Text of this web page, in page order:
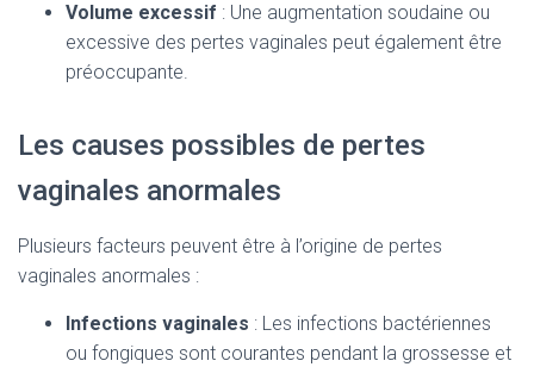
Volume excessif : Une augmentation soudaine ou
excessive des pertes vaginales peut également être
préoccupante.
Les causes possibles de pertes
vaginales anormales
Plusieurs facteurs peuvent être à l’origine de pertes
vaginales anormales :
Infections vaginales : Les infections bactériennes
ou fongiques sont courantes pendant la grossesse et